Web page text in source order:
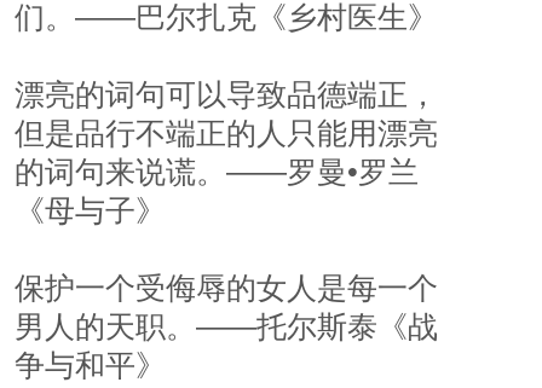
们。——巴尔扎克《乡村医生》
漂亮的词句可以导致品德端正，
但是品行不端正的人只能用漂亮
的词句来说谎。——罗曼•罗兰
《母与子》
保护一个受侮辱的女人是每一个
男人的天职。——托尔斯泰《战
争与和平》